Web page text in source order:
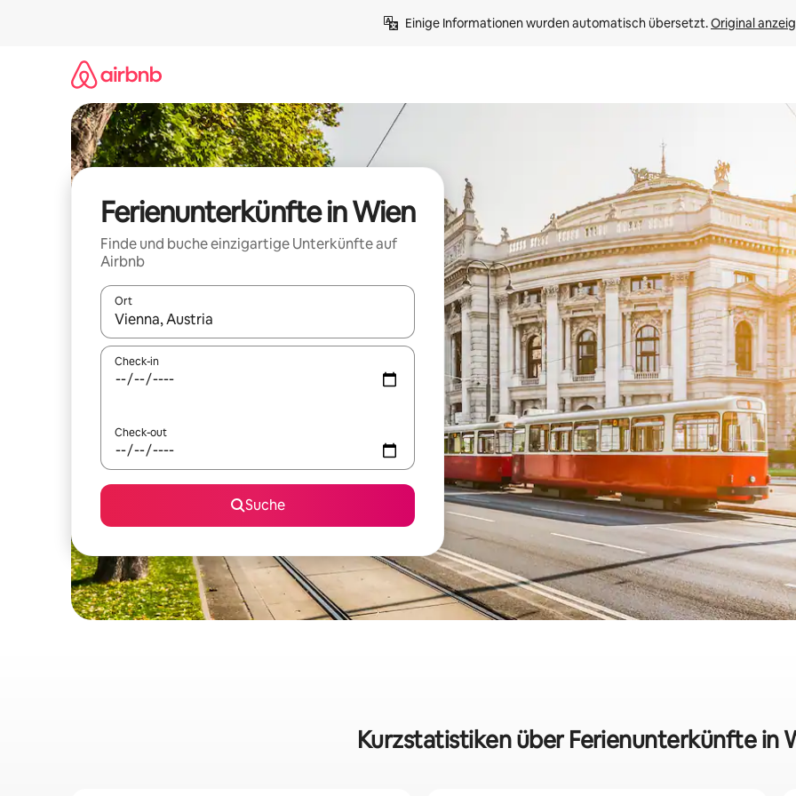
Einige Informationen wurden automatisch übersetzt. Original
Ferienunterkünfte in Wien
Finde und buche einzigartige Unterkünfte auf
Airbnb
Ort
Wenn Ergebnisse verfügbar sind, navigiere mit den Pfeiltasten nach oben und unten oder erkunde die Ergebnisse
Check-in
Check-out
Suche
Kurzstatistiken über Ferienunterkünfte in